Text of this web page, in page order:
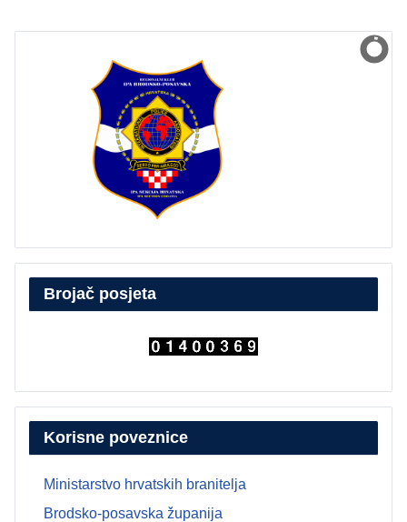
Brojač posjeta
Korisne poveznice
Ministarstvo hrvatskih branitelja
Brodsko-posavska županija